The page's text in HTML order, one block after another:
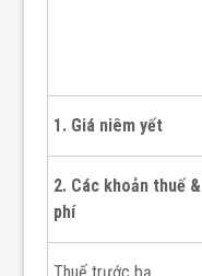
1. Giá niêm yết
2. Các khoản thuế &
phí